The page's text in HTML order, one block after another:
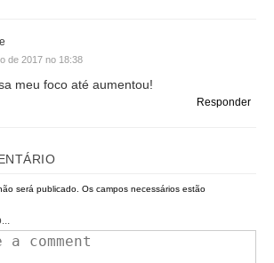
de 2017 no 18:38
meu foco até aumentou!
Responder
será publicado. Os campos necessários estão